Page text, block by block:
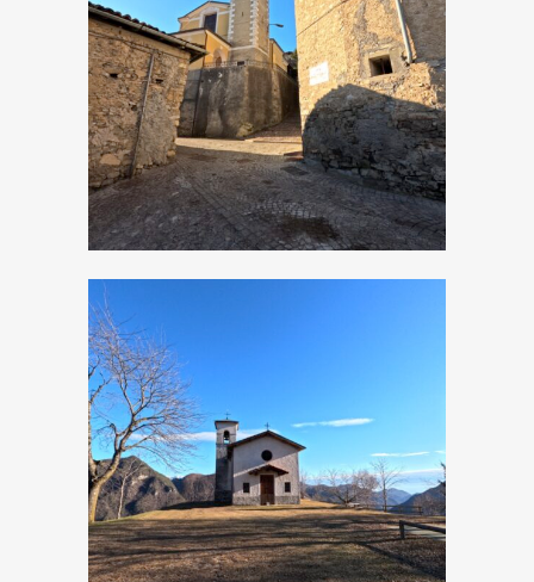
Moerna, Chiesa di
San Bartolomeo
Apostolo
Moerna, Chiesetta
di San Rocco